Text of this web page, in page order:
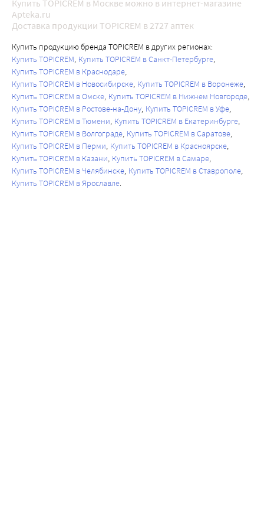
Купить TOPICREM в Москве можно в интернет-магазине
Apteka.ru
Доставка продукции TOPICREM в 2727 аптек
Купить продукцию бренда TOPICREM в других регионах:
Купить TOPICREM Купить TOPICREM в Санкт-Петербурге
Купить TOPICREM в Краснодаре
Купить TOPICREM в Новосибирске Купить TOPICREM в Воронеже
Купить TOPICREM в Омске Купить TOPICREM в Нижнем Новгороде
Купить TOPICREM в Ростове-на-Дону Купить TOPICREM в Уфе
Купить TOPICREM в Тюмени Купить TOPICREM в Екатеринбурге
Купить TOPICREM в Волгограде Купить TOPICREM в Саратове
Купить TOPICREM в Перми Купить TOPICREM в Красноярске
Купить TOPICREM в Казани Купить TOPICREM в Самаре
Купить TOPICREM в Челябинске Купить TOPICREM в Ставрополе
Купить TOPICREM в Ярославле